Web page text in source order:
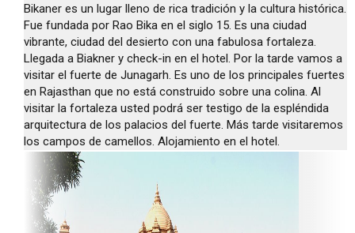
Bikaner es un lugar lleno de rica tradición y la cultura histórica.
Fue fundada por Rao Bika en el siglo 15. Es una ciudad
vibrante, ciudad del desierto con una fabulosa fortaleza.
Llegada a Biakner y check-in en el hotel. Por la tarde vamos a
visitar el fuerte de Junagarh. Es uno de los principales fuertes
en Rajasthan que no está construido sobre una colina. Al
visitar la fortaleza usted podrá ser testigo de la espléndida
arquitectura de los palacios del fuerte. Más tarde visitaremos
los campos de camellos. Alojamiento en el hotel.